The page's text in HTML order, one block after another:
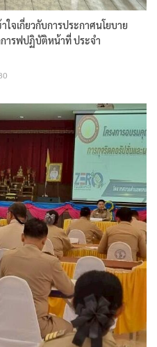
จเกี่ยวกับการประกาศนโยบาย
ารฟปฏิบัติหน้าที่ ประจำ